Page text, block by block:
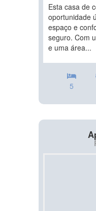
Esta casa de
oportunidade
espaço e
seguro. Com
e uma área...
5